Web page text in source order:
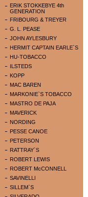
ERIK STOKKEBYE 4th
GENERATION
FRIBOURG & TREYER
G. L. PEASE
JOHN AYLESBURY
HERMIT CAPTAIN EARLE`S
HU-TOBACCO
ILSTEDS
KOPP
MAC BAREN
MARKONIE`S TOBACCO
MASTRO DE PAJA
MAVERICK
NORDING
PESSE CANOE
PETERSON
RATTRAY`S
ROBERT LEWIS
ROBERT McCONNELL
SAVINELLI
SILLEM`S